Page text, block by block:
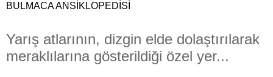
BULMACA ANSİKLOPEDİSİ
Yarış atlarının, dizgin elde dolaştırılarak
meraklılarına gösterildiği özel yer...